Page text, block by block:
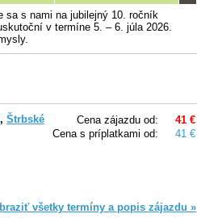
sa s nami na jubilejný 10. ročník
v termíne 5. – 6. júla 2026.
Cena zájazdu od:
41 €
Cena s príplatkami od:
41 €
, Štrbské
všetky termíny a popis zájazdu »